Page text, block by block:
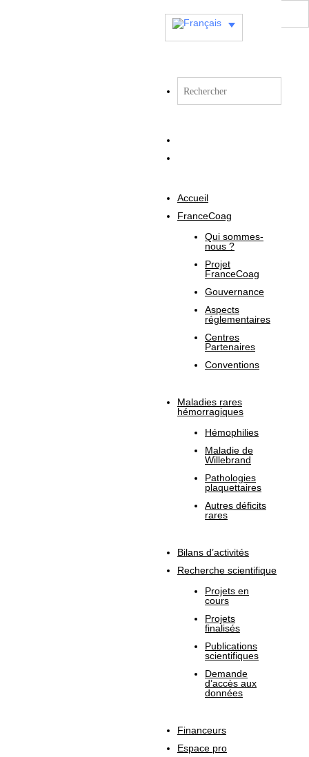
Accueil
FranceCoag
Qui sommes-
nous ?
Projet
FranceCoag
Gouvernance
Aspects
réglementaires
Centres
Partenaires
Conventions
Maladies rares
hémorragiques
Hémophilies
Maladie de
Willebrand
Pathologies
plaquettaires
Autres déficits
rares
Bilans d’activités
Recherche scientifique
Projets en
cours
Projets
finalisés
Publications
scientifiques
Demande
d’accès aux
données
Financeurs
Espace pro